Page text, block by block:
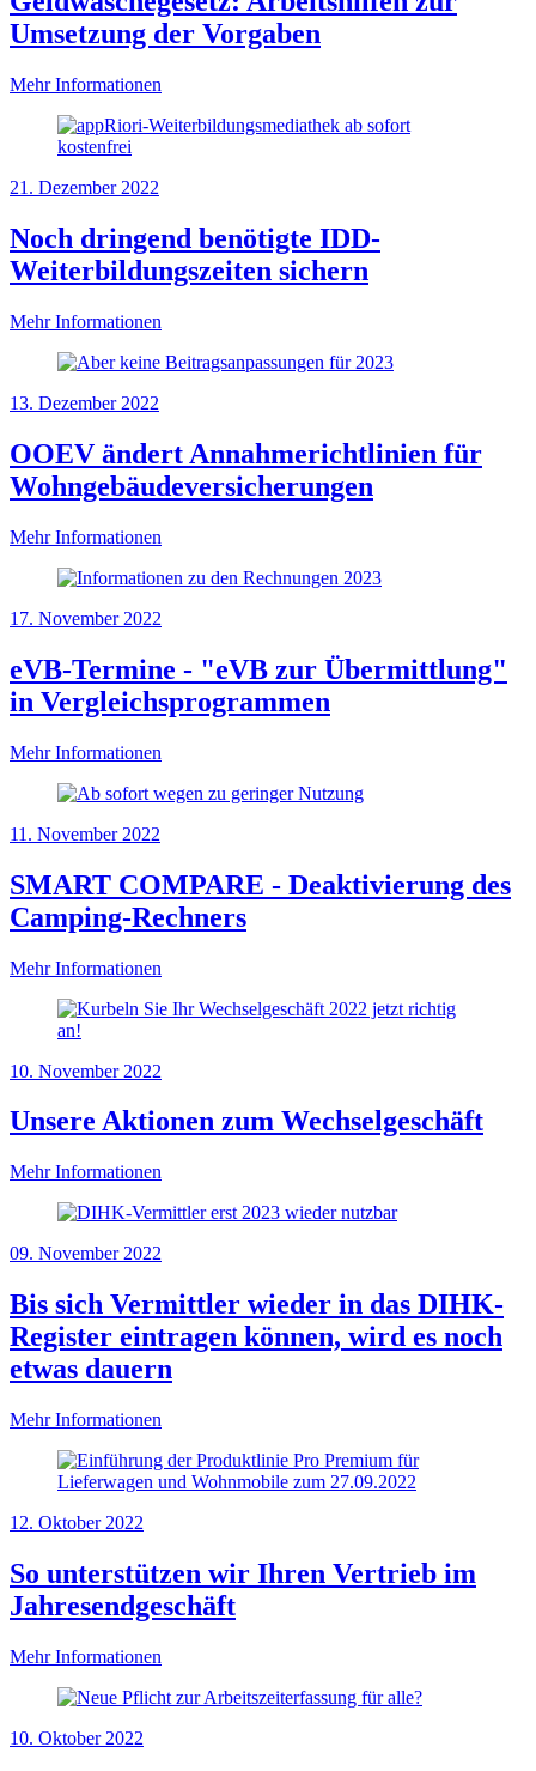
Umsetzung der Vorgaben
Mehr Informationen
21. Dezember 2022
Noch dringend benötigte IDD-
Weiterbildungszeiten sichern
Mehr Informationen
13. Dezember 2022
OOEV ändert Annahmerichtlinien für
Wohngebäudeversicherungen
Mehr Informationen
17. November 2022
eVB-Termine - "eVB zur Übermittlung"
in Vergleichsprogrammen
Mehr Informationen
11. November 2022
SMART COMPARE - Deaktivierung des
Camping-Rechners
Mehr Informationen
10. November 2022
Unsere Aktionen zum Wechselgeschäft
Mehr Informationen
09. November 2022
Bis sich Vermittler wieder in das DIHK-
Register eintragen können, wird es noch
etwas dauern
Mehr Informationen
12. Oktober 2022
So unterstützen wir Ihren Vertrieb im
Jahresendgeschäft
Mehr Informationen
10. Oktober 2022